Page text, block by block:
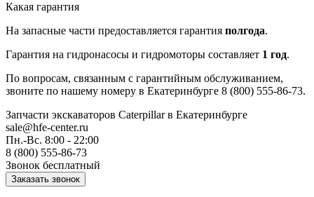
Какая гарантия
На запасные части предоставляется гарантия полгода.
Гарантия на гидронасосы и гидромоторы составляет 1 год.
По вопросам, связанным с гарантийным обслуживанием,
звоните по нашему номеру в Екатеринбурге 8 (800) 555-86-73.
Запчасти экскаваторов Caterpillarв Екатеринбурге
sale@hfe-center.ru
Пн.-Вс. 8:00 - 22:00
8 (800) 555-86-73
Звонок бесплатный